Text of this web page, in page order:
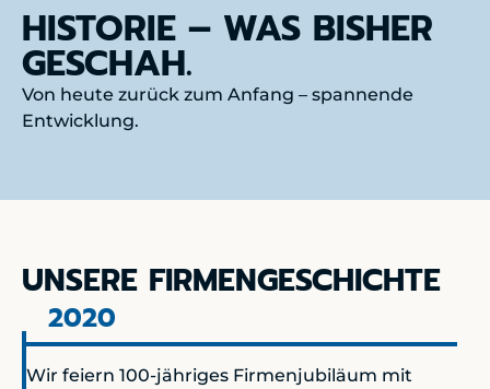
HISTORIE – WAS BISHER
GESCHAH.
Von heute zurück zum Anfang – spannende
Entwicklung.
UNSERE FIRMENGESCHICHTE
2020
Wir feiern 100-jähriges Firmenjubiläum mit